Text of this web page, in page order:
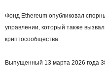
Фонд Ethereum опубликовал
управлении, который также
криптосообщества.
Выпущенный 13 марта 2026 года